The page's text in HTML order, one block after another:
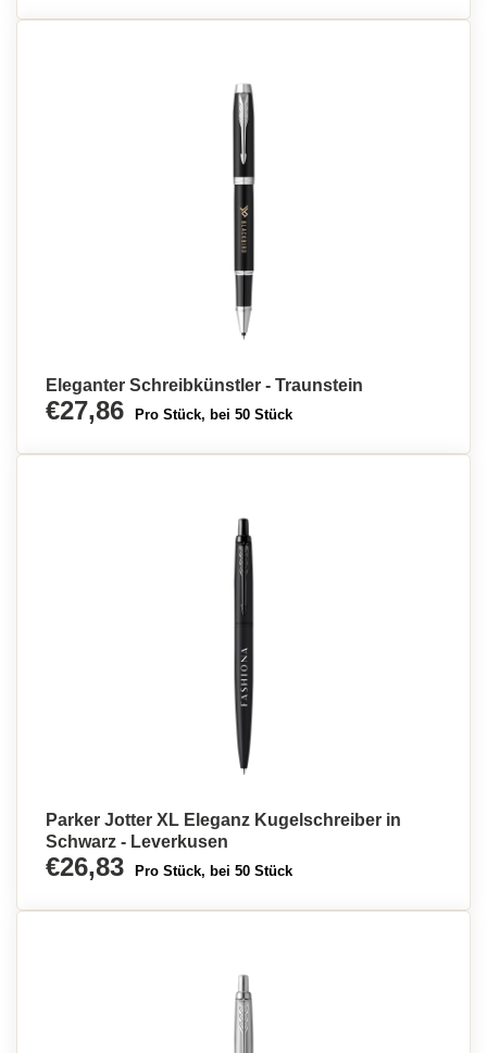
Eleganter Schreibkünstler - Traunstein
€27,86 Pro Stück, bei 50 Stück
Parker Jotter XL Eleganz Kugelschreiber in
Schwarz - Leverkusen
€26,83 Pro Stück, bei 50 Stück